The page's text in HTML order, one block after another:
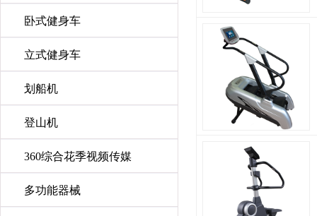
卧式健身车
立式健身车
划船机
登山机
360综合花季视频传媒
多功能器械